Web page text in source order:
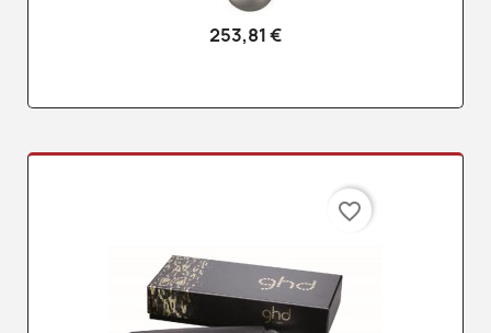
253,81 €
favorite_border